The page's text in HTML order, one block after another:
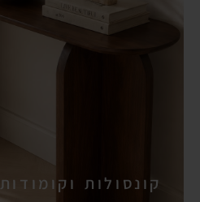
קונסולות וקומודות